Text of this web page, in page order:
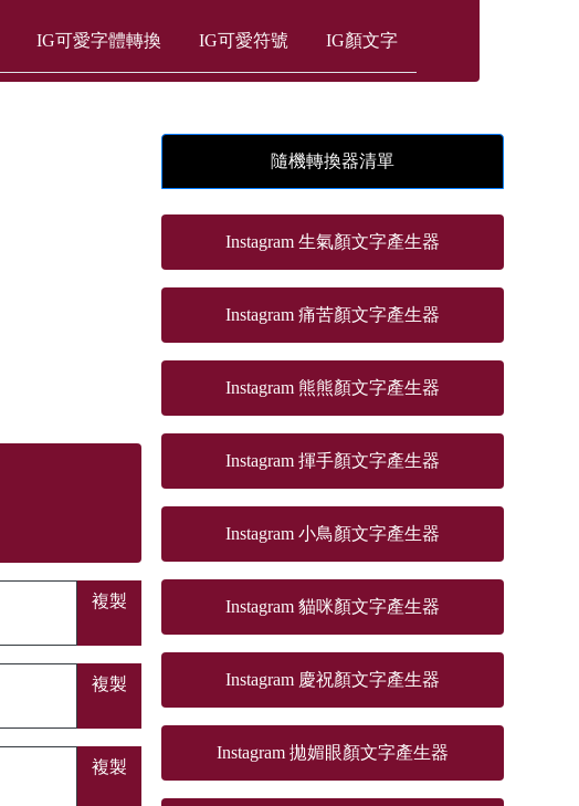
IG可愛字體轉換 IG可愛符號 IG顏文字
複製
複製
複製
隨機轉換器清單
Instagram 生氣顏文字產生器
Instagram 痛苦顏文字產生器
Instagram 熊熊顏文字產生器
Instagram 揮手顏文字產生器
Instagram 小鳥顏文字產生器
Instagram 貓咪顏文字產生器
Instagram 慶祝顏文字產生器
Instagram 拋媚眼顏文字產生器